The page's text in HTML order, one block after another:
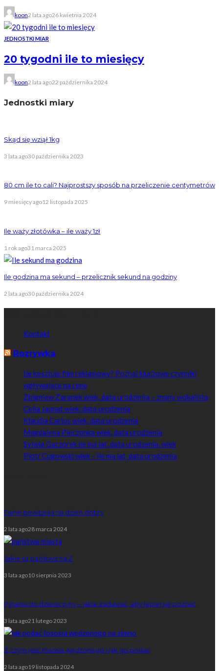
koon2 lata ago26 kwietnia 2024
JEDNOSTKI MIAR
20 tygodni ile to miesięcy
koon2 lata ago22 października 2024
Jednostki miary
Skąd się wziął 1kg
3 lata ago30 października 2023
80 cm ile to cali? Najprostszy sposób na przeliczenie centymetrów
9 miesięcy ago12 listopada 2025
Ile waży złotówka – ile waży 1zł
1 rok ago31 marca 2025
Ile godzina ma sekund – przelicznik sekund na godziny
2 lata ago30 października 2024
Kontakt
Rozrywka
Ile kosztuje film reklamowy? Poznaj kluczowe czynniki
wpływające na cenę
Zbigniew Zaranek wiek, data urodzenia – znany wokalista
Celia Jaunat wiek, data urodzenia
Klaudia Carlos wiek, data urodzenia
Magdalena Pieczonka wiek, data urodzenia
Sylwia Gaczorek ile ma lat, data urodzenia, wiek
Piotr Cugowski wiek – ile ma lat, data urodzenia
Fajne powitania na dzień dobry
2 lata ago28 marca 2024
Jakie są państwa na Z
3 lata ago10 sierpnia 2023
Pytania do dziewczyny – jakie zadawać, aby lepiej się poznać
3 lata ago21 lutego 2023
Z czym jeść łososia wędzonego i jak go podać
2 lata ago19 listopada 2024